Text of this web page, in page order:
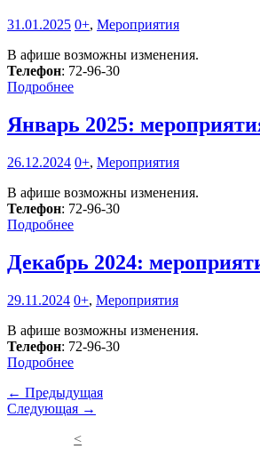
31.01.2025 0+, Мероприятия
В афише возможны изменения.
Телефон: 72-96-30
Подробнее
Январь 2025:
26.12.2024 0+, Мероприятия
В афише возможны изменения.
Телефон: 72-96-30
Подробнее
Декабрь 2024:
29.11.2024 0+, Мероприятия
В афише возможны изменения.
Телефон: 72-96-30
Подробнее
← Предыдущая
Следующая →
<